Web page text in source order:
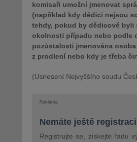
komisaři umožní jmenovat
(například kdy dědici nejsou
tehdy, pokud by dědicové byli
okolnosti případu nebo podle
pozůstalosti jmenována
z prodlení nebo kdy je třeba
(Usnesení Nejvyššího soudu
Reklama
Nemáte ještě
Registrujte se, získejte řadu